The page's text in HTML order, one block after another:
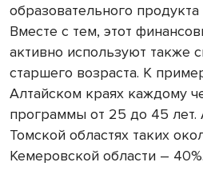
образовательного
Вместе с тем, этот
активно используют также
старшего возраста. К
Алтайском краях каждому
программы от 25 до 45
Томской областях таких
Кемеровской области – 40%.